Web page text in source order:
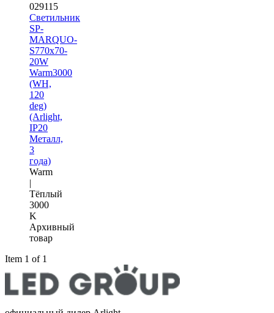
029115
Светильник
SP-
MARQUO-
S770x70-
20W
Warm3000
(WH,
120
deg)
(Arlight,
IP20
Металл,
3
года)
Warm
|
Тёплый
3000
K
Архивный
товар
Item 1 of 1